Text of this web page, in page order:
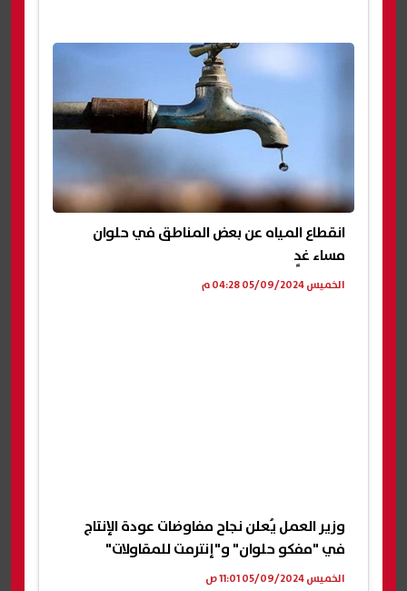
انقطاع المياه عن بعض المناطق في حلوان
مساء غدٍ
الخميس 05/09/2024 04:28 م
وزير العمل يُعلن نجاح مفاوضات عودة الإنتاج
في "مفكو حلوان" و"إنترمت للمقاولات"
الخميس 05/09/2024 11:01 ص